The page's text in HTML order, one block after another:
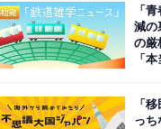
「
減の
の厳
「
「
っち